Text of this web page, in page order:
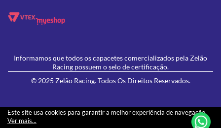
Este site usa cookies para garantir a melhor experiência de navegação.
Ver mais...
Informamos que todos os capacetes comercializados pela Zelão
Racing possuem o selo de certificação.
© 2025 Zelão Racing. Todos Os Direitos Reservados.